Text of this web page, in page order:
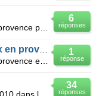
6
réponses
1
réponse
34
réponses